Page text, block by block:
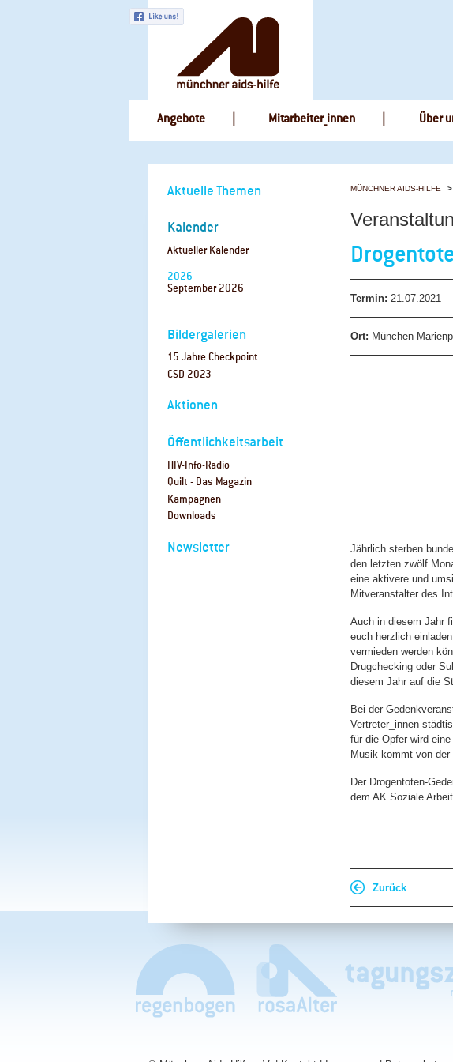
überspringen
Angebote Mitarbeiter_innen Über
MÜNCHNER AIDS-HILFE
Termin: 21.07.2021
Ort: München
Jährlich sterben
den letzten zwölf
eine aktivere und
Mitveranstalter des
Auch in diesem Jahr
euch herzlich
vermieden werden
Drugchecking oder
diesem Jahr auf die
Bei der
Vertreter_innen
für die Opfer wird
Musik kommt von
Der Drogentoten-
dem AK Soziale
Zurück
Navigation
Aktuelle Themen
Kalender
Aktueller Kalender
2026
September 2026
Bildergalerien
15 Jahre Checkpoint
CSD 2023
Aktionen
Öffentlichkeitsarbeit
HIV-Info-Radio
Quilt - Das Magazin
Kampagnen
Downloads
Newsletter
Navigation
überspringen